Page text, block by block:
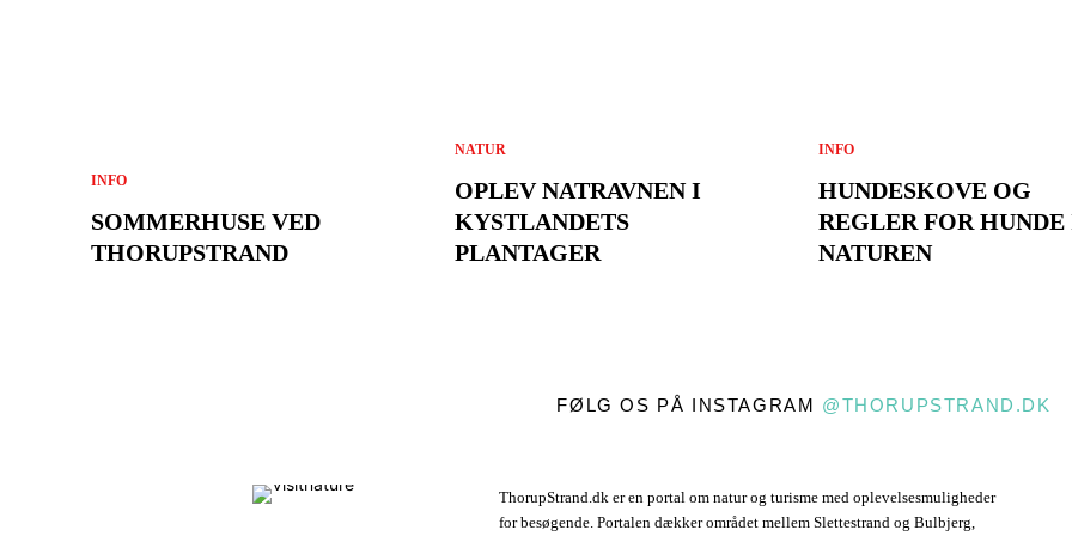
INFO
SOMMERHUSE VED
THORUPSTRAND
NATUR
OPLEV NATRAVNEN I
KYSTLANDETS
PLANTAGER
INFO
HUNDESKOVE OG
REGLER FOR HUNDE
NATUREN
FØLG OS PÅ INSTAGRAM @THORUPSTRAND.DK
ThorupStrand.dk er en portal om natur og turisme med oplevelsesmuligheder
for besøgende. Portalen dækker området mellem Slettestrand og Bulbjerg,